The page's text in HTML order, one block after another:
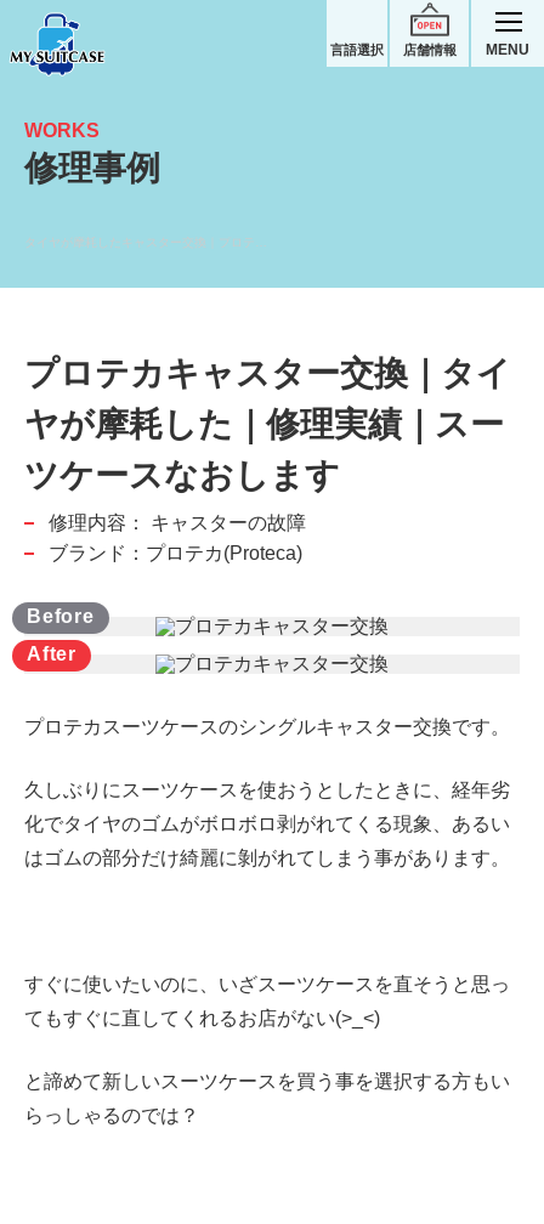
店舗情報
言語選択 MENU
WORKS
修理事例
プロテカキャスター交換｜タイ
ヤが摩耗した｜修理実績｜スー
ツケースなおします
修理内容：
キャスターの故障
ブランド：プロテカ(Proteca)
プロテカスーツケースのシングルキャスター交換です。
久しぶりにスーツケースを使おうとしたときに、経年劣
化でタイヤのゴムがボロボロ剥がれてくる現象、あるい
はゴムの部分だけ綺麗に剝がれてしまう事があります。
すぐに使いたいのに、いざスーツケースを直そうと思っ
てもすぐに直してくれるお店がない(>_<)
と諦めて新しいスーツケースを買う事を選択する方もい
らっしゃるのでは？